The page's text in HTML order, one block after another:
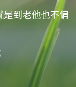
是到老他也不偏